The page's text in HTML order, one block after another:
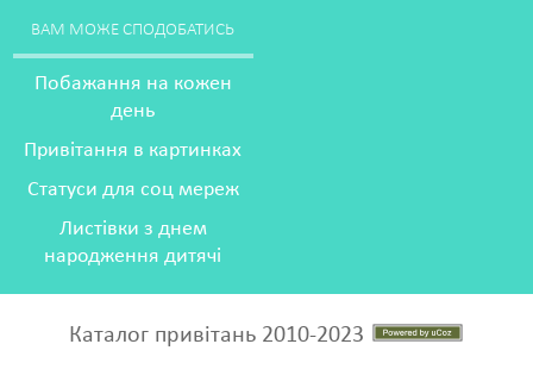
ВАМ МОЖЕ СПОДОБАТИСЬ
Побажання на кожен
день
Привітання в картинках
Статуси для соц мереж
Листівки з днем
народження дитячі
Каталог привітань 2010-2023